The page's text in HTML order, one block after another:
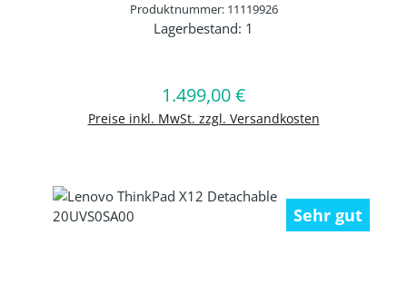
Batteriebetrieben | Intel® Iris® Xe Graphics |
Webcam | WLAN: Intel Wi-Fi AX201
Hintergrundbeleuchtung | 1 x Li-Ion Batterie 4
Zellen Li-Ion Batterie | Windows 10 Professional
64-BIT
Produktnummer: 11119926
Lagerbestand: 1
Regulärer Preis:
1.499,00 €
Preise inkl. MwSt. zzgl. Versandkosten
In den Warenkorb
Sehr gut